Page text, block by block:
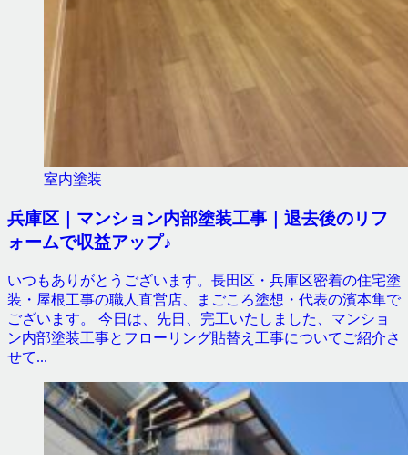
室内塗装
兵庫区｜マンション内部塗装工事｜退去後のリフ
ォームで収益アップ♪
いつもありがとうございます。長田区・兵庫区密着の住宅塗
装・屋根工事の職人直営店、まごころ塗想・代表の濱本隼で
ございます。 今日は、先日、完工いたしました、マンショ
ン内部塗装工事とフローリング貼替え工事についてご紹介さ
せて...